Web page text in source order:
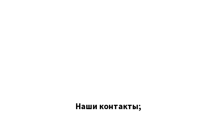
Наши контакты;